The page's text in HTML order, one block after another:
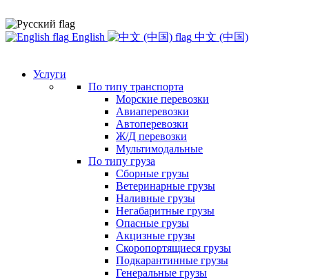
English 中文 (中国)
Услуги
По типу транспорта
Морские перевозки
Авиаперевозки
Автоперевозки
Ж/Д перевозки
Мультимодальные
По типу груза
Сборные грузы
Ветеринарные грузы
Наливные грузы
Негабаритные грузы
Опасные грузы
Акцизные грузы
Скоропортящиеся грузы
Подкарантинные грузы
Генеральные грузы